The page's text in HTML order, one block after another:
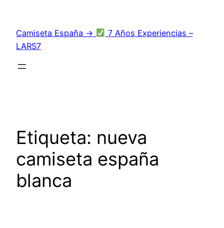
contenido
Camiseta España →
7 Años Experiencias –
LARS7
Etiqueta: nueva
camiseta españa
blanca